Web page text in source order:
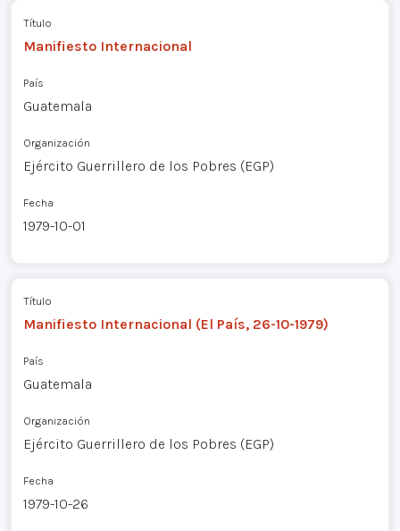
Título
Manifiesto Internacional
País
Guatemala
Organización
Ejército Guerrillero de los Pobres (EGP)
Fecha
1979-10-01
Título
Manifiesto Internacional (El País, 26-10-1979)
País
Guatemala
Organización
Ejército Guerrillero de los Pobres (EGP)
Fecha
1979-10-26